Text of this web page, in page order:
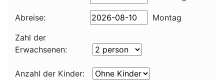
Abreise:
Montag
Zahl der
Erwachsenen:
Anzahl der Kinder: